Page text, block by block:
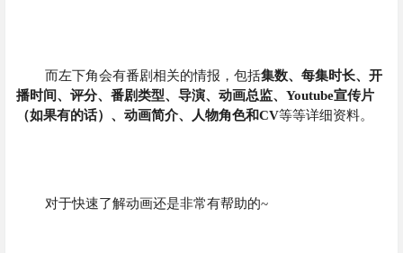
而左下角会有番剧相关的情报，包括集数、每集时长、开
播时间、评分、番剧类型、导演、动画总监、Youtube宣传片
（如果有的话）、动画简介、人物角色和CV等等详细资料。
对于快速了解动画还是非常有帮助的~